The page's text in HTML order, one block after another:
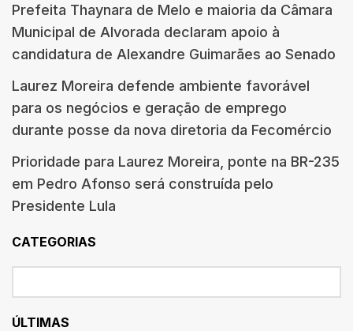
Prefeita Thaynara de Melo e maioria da Câmara
Municipal de Alvorada declaram apoio à
candidatura de Alexandre Guimarães ao Senado
Laurez Moreira defende ambiente favorável
para os negócios e geração de emprego
durante posse da nova diretoria da Fecomércio
Prioridade para Laurez Moreira, ponte na BR-235
em Pedro Afonso será construída pelo
Presidente Lula
CATEGORIAS
ÚLTIMAS